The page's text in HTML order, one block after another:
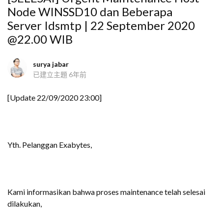
Node WINSSD10 dan Beberapa
Server Idsmtp | 22 September 2020
@22.00 WIB
surya jabar
已建立主題 6年前
[Update 22/09/2020 23:00]
Yth. Pelanggan Exabytes,
Kami informasikan bahwa proses maintenance telah selesai
dilakukan,